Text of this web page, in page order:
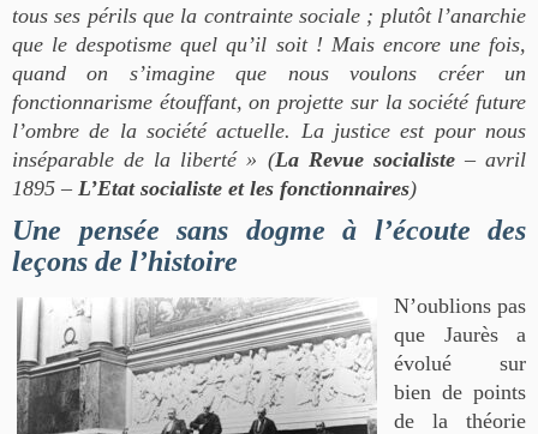
tous ses périls que la contrainte sociale ; plutôt l’anarchie
que le despotisme quel qu’il soit ! Mais encore une fois,
quand on s’imagine que nous voulons créer un
fonctionnarisme étouffant, on projette sur la société future
l’ombre de la société actuelle. La justice est pour nous
inséparable de la liberté » (La Revue socialiste– avril
1895 – L’Etat socialiste et les fonctionnaires)
Une pensée sans dogme à l’écoute des
leçons de l’histoire
N’oublions pas
que Jaurès a
évolué sur
bien de points
de la théorie